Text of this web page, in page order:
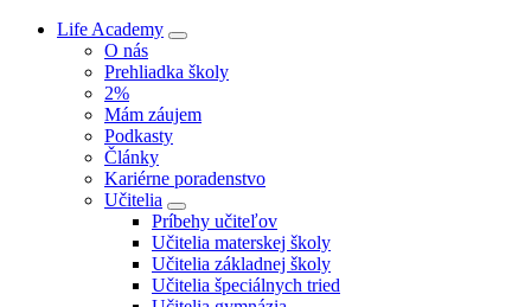
Life Academy
O nás
Prehliadka školy
2%
Mám záujem
Podkasty
Články
Kariérne poradenstvo
Učitelia
Príbehy učiteľov
Učitelia materskej školy
Učitelia základnej školy
Učitelia špeciálnych tried